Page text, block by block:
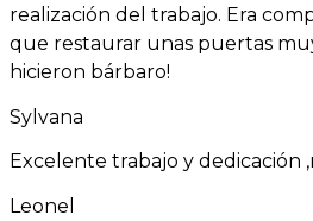
realización del trabajo. Era
que restaurar unas puertas
hicieron bárbaro!
Sylvana
Excelente trabajo y dedicación
Leonel